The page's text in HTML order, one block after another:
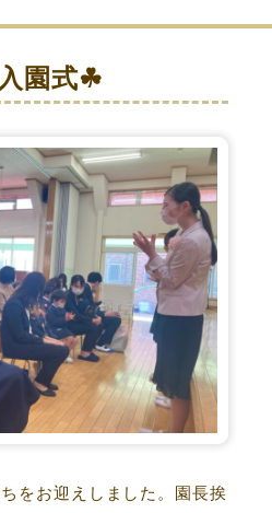
園式☘
をお迎えしました。園長挨